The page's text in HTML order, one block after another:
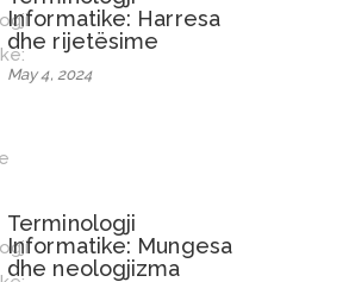
Informatike: Harresa
dhe rijetësime
May 4, 2024
Terminologji
Informatike: Mungesa
dhe neologjizma